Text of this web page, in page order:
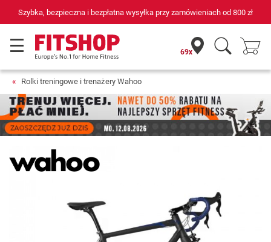
od800 zł 69 sklepów fitness i 75 własnych techników
69x
Rolki treningowe i trenażery Wahoo